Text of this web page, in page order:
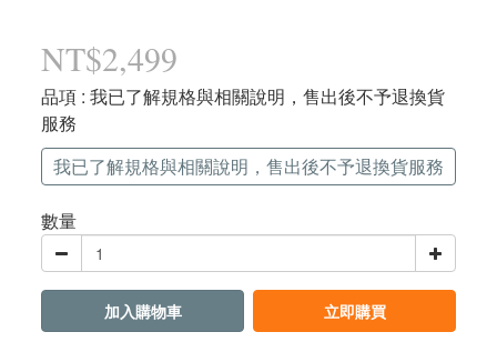
NT$2,499
品項 : 我已了解規格與相關說明，售出後不予退換貨
服務
我已了解規格與相關說明，售出後不予退換貨服務
數量
加入購物車 立即購買